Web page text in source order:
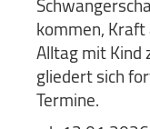
kommen,
Alltag mit Kind
gliedert sich
Termine.